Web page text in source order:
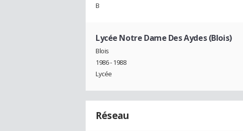
B
Lycée Notre Dame Des Aydes (Blois)
Blois
1986 - 1988
Lycée
Réseau